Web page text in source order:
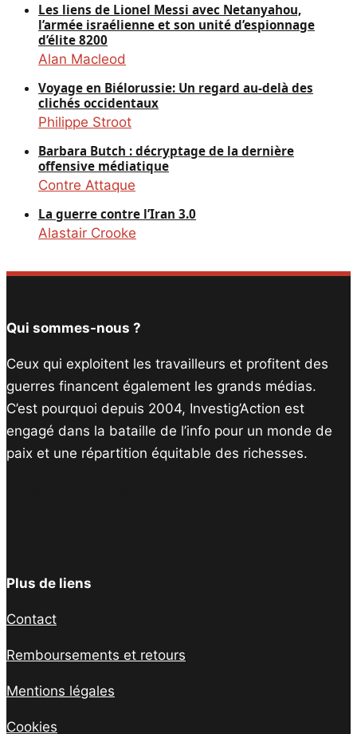
Les liens de Lionel Messi avec Netanyahou,
l’armée israélienne et son unité d’espionnage
d’élite 8200
Alan Macleod
Voyage en Biélorussie: Un regard au-delà des
clichés occidentaux
Philippe Stroot
Barbara Butch : décryptage de la dernière
offensive médiatique
Contre Attaque
La guerre contre l’Iran 3.0
Alastair Crooke
Qui sommes-nous ?
Ceux qui exploitent les travailleurs et profitent des
guerres financent également les grands médias.
C’est pourquoi depuis 2004, Investig’Action est
engagé dans la bataille de l’info pour un monde de
paix et une répartition équitable des richesses.
Plus de liens
Contact
Remboursements et retours
Mentions légales
Cookies